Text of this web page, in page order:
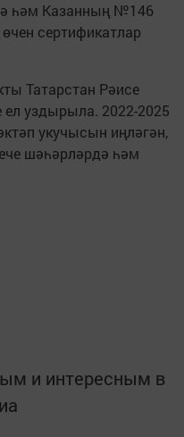
һәм Казанның №146
сертификатлар
Татарстан Рәисе
ел уздырыла. 2022-2025
укучысын иңләгән,
шәһәрләрдә һәм
и интересным в